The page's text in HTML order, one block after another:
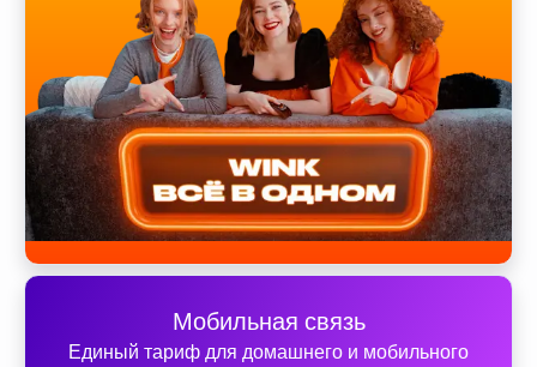
Мобильная связь
Единый тариф для домашнего и мобильного